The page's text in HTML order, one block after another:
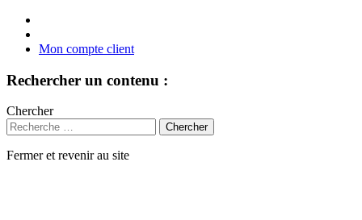
Mon compte client
Rechercher un contenu :
Chercher
Fermer et revenir au site